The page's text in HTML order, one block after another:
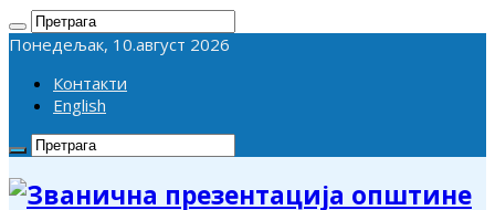
Понедељак, 10.август 2026
Контакти
English